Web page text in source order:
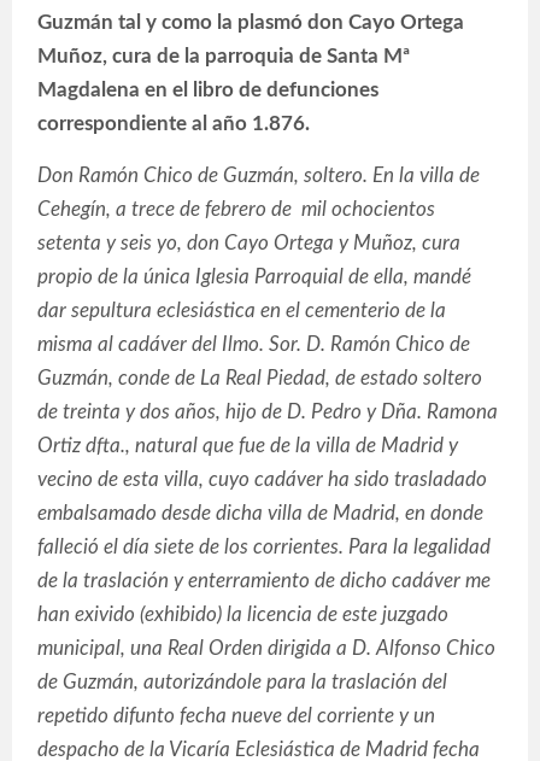
Guzmán tal y como la plasmó don Cayo Ortega
Muñoz, cura de la parroquia de Santa Mª
Magdalena en el libro de defunciones
correspondiente al año 1.876.
Don Ramón Chico de Guzmán, soltero. En la villa de
Cehegín, a trece de febrero de mil ochocientos
setenta y seis yo, don Cayo Ortega y Muñoz, cura
propio de la única Iglesia Parroquial de ella, mandé
dar sepultura eclesiástica en el cementerio de la
misma al cadáver del Ilmo. Sor. D. Ramón Chico de
Guzmán, conde de La Real Piedad, de estado soltero
de treinta y dos años, hijo de D. Pedro y Dña. Ramona
Ortiz dfta., natural que fue de la villa de Madrid y
vecino de esta villa, cuyo cadáver ha sido trasladado
embalsamado desde dicha villa de Madrid, en donde
falleció el día siete de los corrientes. Para la legalidad
de la traslación y enterramiento de dicho cadáver me
han exivido (exhibido) la licencia de este juzgado
municipal, una Real Orden dirigida a D. Alfonso Chico
de Guzmán, autorizándole para la traslación del
repetido difunto fecha nueve del corriente y un
despacho de la Vicaría Eclesiástica de Madrid fecha